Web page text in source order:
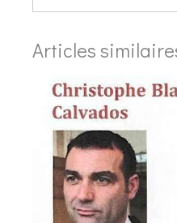
Articles